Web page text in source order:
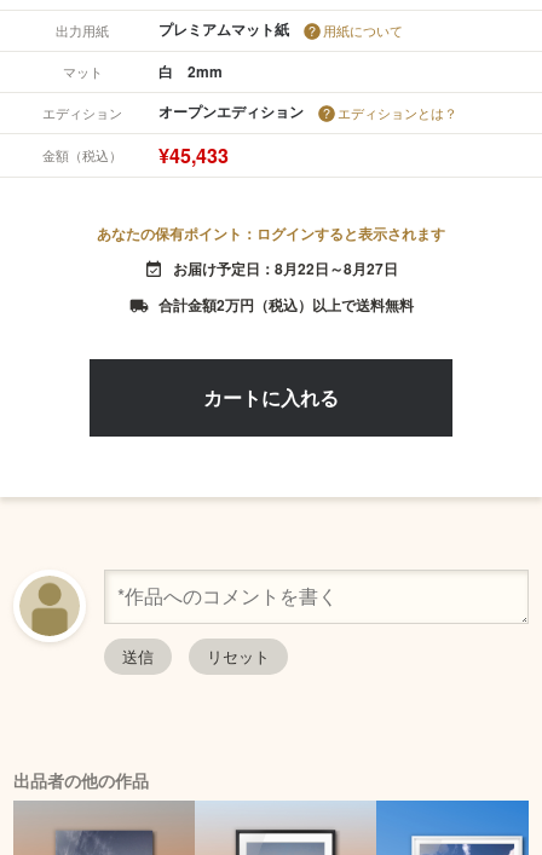
出力用紙 プレミアムマット紙 用紙について
マット 白 2mm
エディション オープンエディション エディションとは？
金額（税込） ¥45,433
あなたの保有ポイント：ログインすると表示されます
event_available お届け予定日：8月22日～8月27日
local_shipping 合計金額2万円（税込）以上で送料無料
出品者の他の作品